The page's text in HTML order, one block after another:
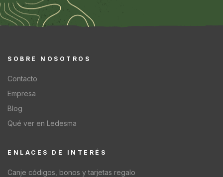
SOBRE NOSOTROS
Contacto
Empresa
Blog
Qué ver en Ledesma
ENLACES DE INTERÉS
Canje códigos, bonos y tarjetas regalo